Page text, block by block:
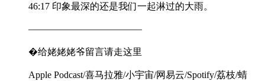
46:17 印象最深的还是我们一起淋过的大雨。
————————————
�给姥姥姥爷留言请走这里
Apple Podcast/喜马拉雅/小宇宙/网易云/Spotify/荔枝/蜻